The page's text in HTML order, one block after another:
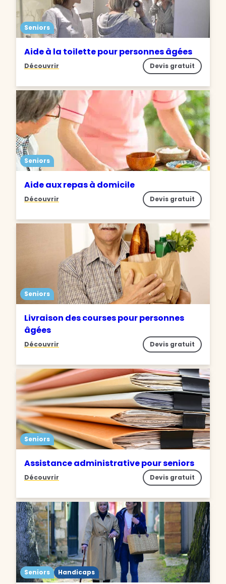
Seniors
Aide à la toilette pour personnes âgées
Découvrir Devis gratuit
Seniors
Aide aux repas à domicile
Découvrir Devis gratuit
Seniors
Livraison des courses pour personnes
âgées
Découvrir Devis gratuit
Seniors
Assistance administrative pour seniors
Découvrir Devis gratuit
Seniors Handicaps